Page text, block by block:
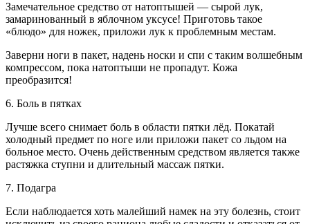
Замечательное средство от натоптышей — сырой лук,
замаринованный в яблочном уксусе! Приготовь такое
«блюдо» для ножек, приложи лук к проблемным местам.
Заверни ноги в пакет, надень носки и спи с таким волшебным
компрессом, пока натоптыши не пропадут. Кожа
преобразится!
6. Боль в пятках
Лучше всего снимает боль в области пятки лёд. Покатай
холодный предмет по ноге или приложи пакет со льдом на
больное место. Очень действенным средством является также
растяжка ступни и длительный массаж пятки.
7. Подагра
Если наблюдается хоть малейший намек на эту болезнь, стоит